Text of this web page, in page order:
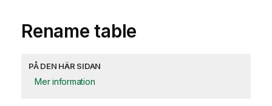
Rename table
PÅ DEN HÄR SIDAN
Mer information